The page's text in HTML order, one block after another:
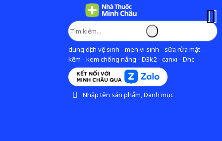
dung dịch vệ sinh - men vi sinh - sữa rửa mặt -
kẽm - kem chống nắng - D3k2 - canxi - Dhc
Nhập tên sản phẩm, Danh mục